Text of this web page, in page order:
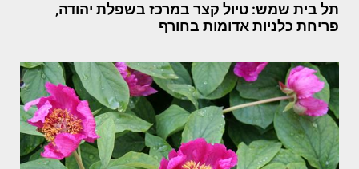
תל בית שמש: טיול קצר במרכז בשפלת יהודה,
פריחת כלניות אדומות בחורף